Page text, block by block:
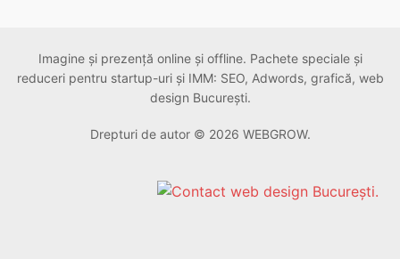
Imagine și prezență online și offline. Pachete speciale și
reduceri pentru startup-uri și IMM: SEO, Adwords, grafică, web
design București.
Drepturi de autor © 2026 WEBGROW.